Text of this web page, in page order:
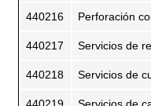
440216 Perforación
440217 Servicios de
440218 Servicios de